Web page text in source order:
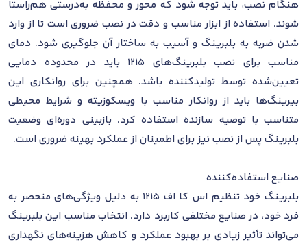
هنگام نصب، باید توجه شود که محور و محفظه به‌درستی هم‌راستا
شوند. استفاده از ابزار مناسب و دقت در نصب ضروری است تا از وارد
شدن ضربه به بلبرینگ و آسیب به ساختار آن جلوگیری شود. دمای
مناسب برای نصب بلبرینگ‌های 1215 باید در محدوده دمایی
تعیین‌شده توسط تولیدکننده باشد. همچنین برای روانکاری این
بیرینگ‌ها باید از روانکار مناسب با ویسکوزیته و شرایط محیطی
متناسب با توصیه سازنده استفاده کرد. بازبینی دوره‌ای وضعیت
بلبرینگ پس از نصب نیز برای اطمینان از عملکرد بهینه ضروری است.
صنایع استفاده‌کننده
بلبرینگ خود تنظیم اس کا اف 1215 به دلیل ویژگی‌های منحصر به
فرد خود، در صنایع مختلفی کاربرد دارد. انتخاب مناسب این بلبرینگ
می‌تواند تأثیر زیادی بر بهبود عملکرد و کاهش هزینه‌های نگهداری